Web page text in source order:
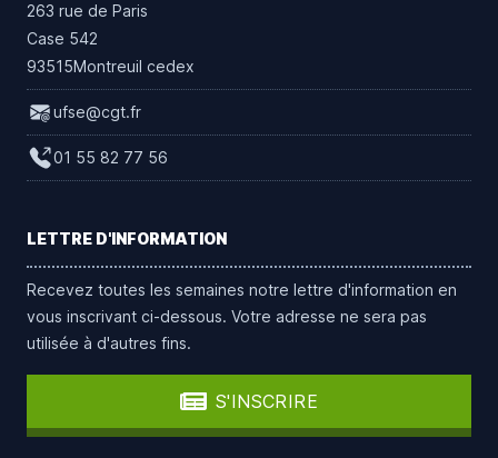
263 rue de Paris
Case 542
93515Montreuil cedex
ufse@cgt.fr
01 55 82 77 56
LETTRE D'INFORMATION
Recevez toutes les semaines notre lettre d'information en
vous inscrivant ci-dessous. Votre adresse ne sera pas
utilisée à d'autres fins.
S'INSCRIRE